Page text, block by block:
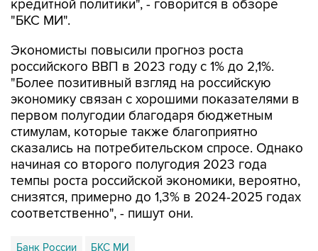
Экономисты повысили прогноз роста
"Более позитивный взгляд на российскую
экономику связан с хорошими показателями в
первом полугодии благодаря бюджетным
стимулам, которые также благоприятно
сказались на потребительском спросе. Однако
начиная со второго полугодия 2023 года
темпы роста российской экономики, вероятно,
снизятся, примерно до 1,3% в 2024-2025 годах
соответственно", - пишут они.
Банк России БКС МИ